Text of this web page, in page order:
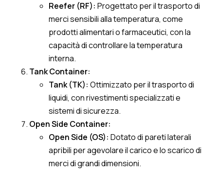
Reefer (RF): Progettato per il trasporto di
merci sensibili alla temperatura, come
prodotti alimentari o farmaceutici, con la
capacità di controllare la temperatura
interna.
Tank Container:
Tank (TK): Ottimizzato per il trasporto di
liquidi, con rivestimenti specializzati e
sistemi di sicurezza.
Open Side Container:
Open Side (OS): Dotato di pareti laterali
apribili per agevolare il carico e lo scarico di
merci di grandi dimensioni.